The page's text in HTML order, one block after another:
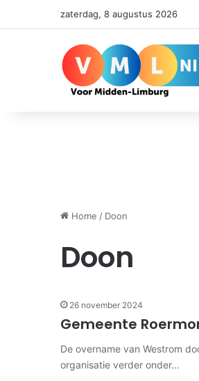
zaterdag, 8 augustus 2026
Home / Doon
Doon
26 november 2024
Gemeente
De overname van Westrom
organisatie verder onder…